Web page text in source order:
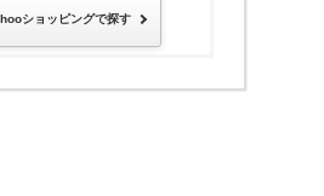
ショッピングで探す